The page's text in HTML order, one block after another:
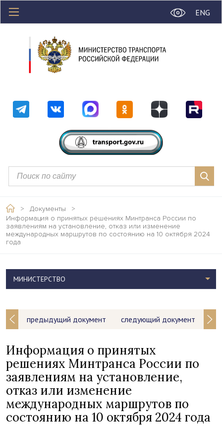
ENG
> Документы
>
Информация о принятых решениях Минтранса России по
заявлениям на установление, отказ или изменение
международных маршрутов по состоянию на 10 октября 2024
года
предыдущий документ следующий документ
Информация о принятых
решениях Минтранса России по
заявлениям на установление,
отказ или изменение
международных маршрутов по
состоянию на 10 октября 2024 года
МИНИСТЕРСТВО